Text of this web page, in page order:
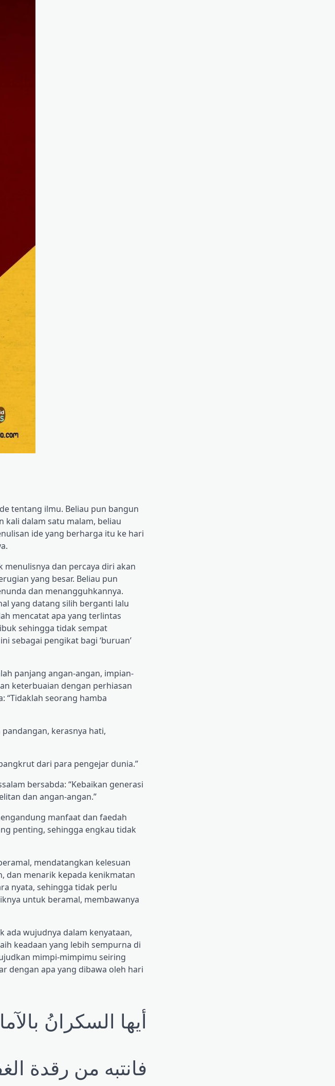
tentang ilmu. Beliau pun bangun
kali dalam satu malam, beliau
ide yang berharga itu ke hari
menulisnya dan percaya diri akan
yang besar. Beliau pun
dan menangguhkannya.
yang datang silih berganti lalu
mencatat apa yang terlintas
sehingga tidak sempat
sebagai pengikat bagi ‘buruan’
panjang angan-angan, impian-
keterbuaian dengan perhiasan
“Tidaklah seorang hamba
kerasnya hati,
dari para pengejar dunia.”
bersabda: “Kebaikan generasi
dan angan-angan.”
manfaat dan faedah
penting, sehingga engkau tidak
mendatangkan kelesuan
dan menarik kepada kenikmatan
nyata, sehingga tidak perlu
untuk beramal, membawanya
ada wujudnya dalam kenyataan,
keadaan yang lebih sempurna di
mimpi-mimpimu seiring
dengan apa yang dibawa oleh hari
أيها السكرانُ
فانتبه من رقدة